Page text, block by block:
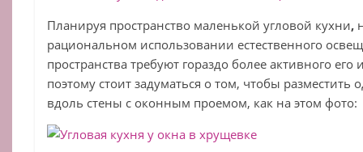
Планируя пространство маленькой угловой кухни,
рациональном использовании естественного
пространства требуют гораздо более активного
поэтому стоит задуматься о том, чтобы разместить
вдоль стены с оконным проемом, как на этом фото: